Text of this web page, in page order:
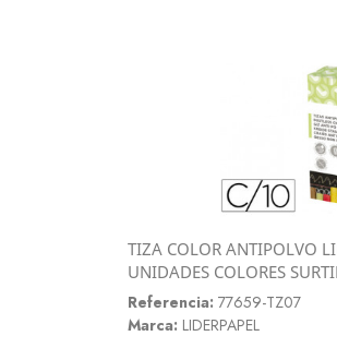
 Vista
TIZA COLOR ANTIPOLVO
UNIDADES COLORES
Referencia: 77659-TZ07
Marca: LIDERPAPEL